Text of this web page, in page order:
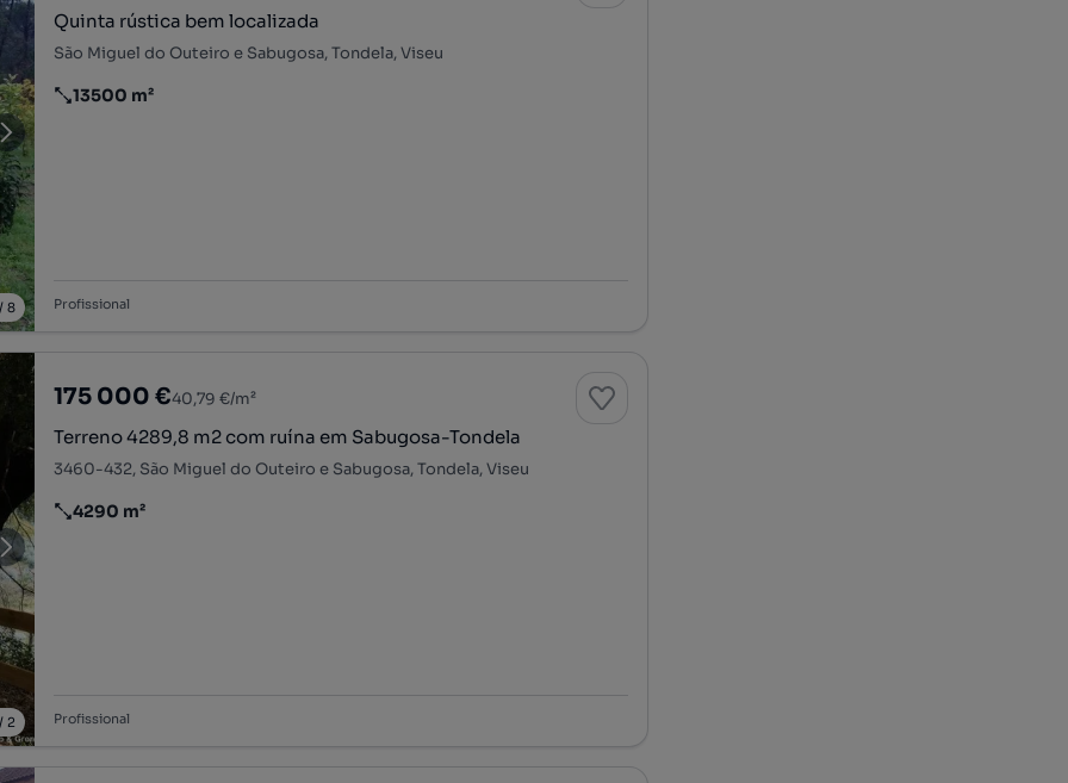
8
Quinta rústica bem localizada
São Miguel do Outeiro e Sabugosa, Tondela, Viseu
Preço por metro quadrado
13500 m²
Profissional
2
175 000 €40,79 €/m²
Terreno 4289,8 m2 com ruína em Sabugosa-Tondela
3460-432, São Miguel do Outeiro e Sabugosa, Tondela, Viseu
Preço por metro quadrado
4290 m²
Profissional